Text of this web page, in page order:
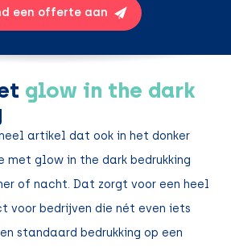
een offerte aan
glow in the dark
artikel dat ook in het donker
met glow in the dark bedrukking
of nacht. Dat zorgt voor een heel
bedrijven die nét even iets
standaard bedrukking op een